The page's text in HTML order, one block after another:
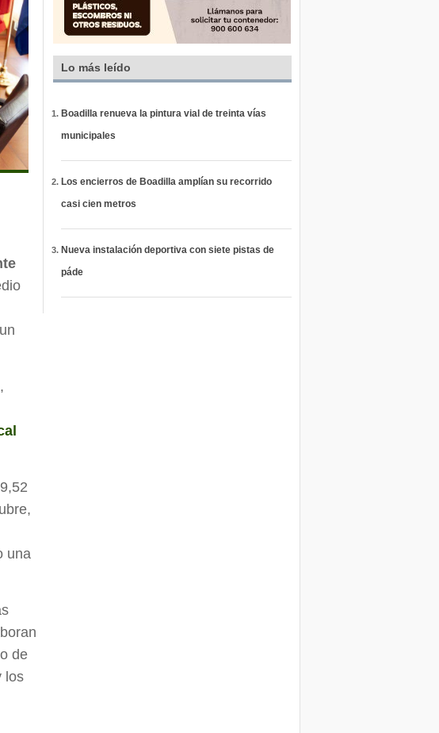
una
de
los
Lo más leído
Boadilla renueva la pintura vial de treinta vías
municipales
Los encierros de Boadilla amplían su recorrido
casi cien metros
Nueva instalación deportiva con siete pistas de
páde